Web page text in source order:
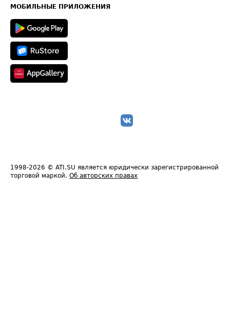
Техническая информация
МОБИЛЬНЫЕ ПРИЛОЖЕНИЯ
1998-2026 © ATI.SU является юридически зарегистрированной
торговой маркой. Об авторских правах